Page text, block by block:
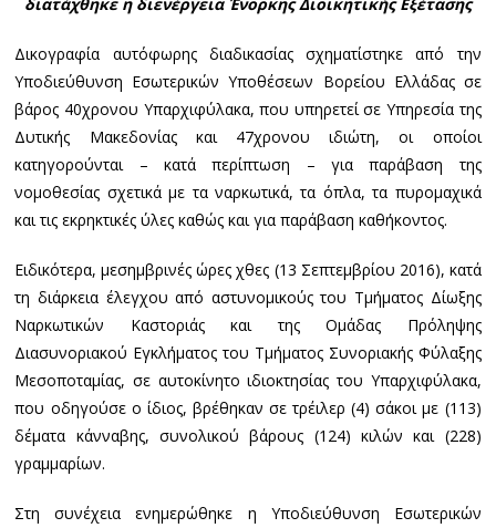
Δικογραφία αυτόφωρης διαδικασίας σχηματίστηκε από την
Υποδιεύθυνση Εσωτερικών Υποθέσεων Βορείου Ελλάδας σε
βάρος 40χρονου Υπαρχιφύλακα, που υπηρετεί σε Υπηρεσία της
Δυτικής Μακεδονίας και 47χρονου ιδιώτη, οι οποίοι
κατηγορούνται – κατά περίπτωση – για παράβαση της
νομοθεσίας σχετικά με τα ναρκωτικά, τα όπλα, τα πυρομαχικά
και τις εκρηκτικές ύλες καθώς και για παράβαση καθήκοντος.
Ειδικότερα, μεσημβρινές ώρες χθες (13 Σεπτεμβρίου 2016), κατά
τη διάρκεια έλεγχου από αστυνομικούς του Τμήματος Δίωξης
Ναρκωτικών Καστοριάς και της Ομάδας Πρόληψης
Διασυνοριακού Εγκλήματος του Τμήματος Συνοριακής Φύλαξης
Μεσοποταμίας, σε αυτοκίνητο ιδιοκτησίας του Υπαρχιφύλακα,
που οδηγούσε ο ίδιος, βρέθηκαν σε τρέιλερ (4) σάκοι με (113)
δέματα κάνναβης, συνολικού βάρους (124) κιλών και (228)
γραμμαρίων.
Στη συνέχεια ενημερώθηκε η Υποδιεύθυνση Εσωτερικών